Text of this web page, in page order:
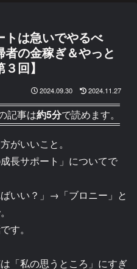
トは急いでやるべ
の金稼ぎ＆やっと
回】
2024.09.30 2024.11.27
記事は約5分で読めます。
がいいこと。
長サポート」についてで
いい？」→「ブロニー」と
す。
「私の思うところ」にすぎ